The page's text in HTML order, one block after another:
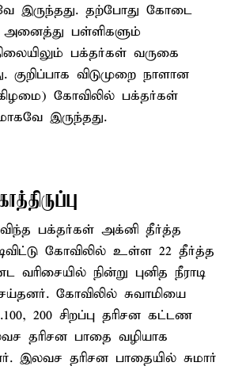
இருந்தது. தற்போது கோடை
அனைத்து பள்ளிகளும்
பக்தர்கள் வருகை
விடுமுறை நாளான
கோவிலில் பக்தர்கள்
இருந்தது.
பக்தர்கள் அக்னி தீர்த்த
கோவிலில் உள்ள 22 தீர்த்த
வரிசையில் நின்று புனித நீராடி
கோவிலில் சுவாமியை
200 சிறப்பு தரிசன கட்டண
தரிசன பாதை வழியாக
இலவச தரிசன பாதையில் சுமார்